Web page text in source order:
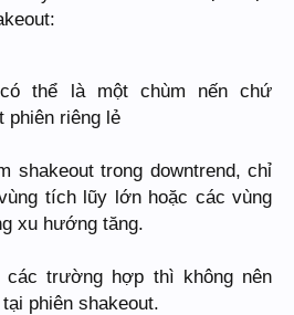
có thể là một chùm nến chứ
phiên riêng lẻ
shakeout trong downtrend, chỉ
tích lũy lớn hoặc các vùng
xu hướng tăng.
các trường hợp thì không nên
phiên shakeout.